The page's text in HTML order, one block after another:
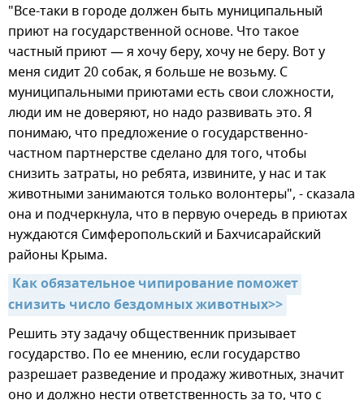
"Все-таки в городе должен быть муниципальный
приют на государственной основе. Что такое
частный приют — я хочу беру, хочу не беру. Вот у
меня сидит 20 собак, я больше не возьму. С
муниципальными приютами есть свои сложности,
люди им не доверяют, но надо развивать это. Я
понимаю, что предложение о государственно-
частном партнерстве сделано для того, чтобы
снизить затраты, но ребята, извините, у нас и так
животными занимаются только волонтеры", - сказала
она и подчеркнула, что в первую очередь в приютах
нуждаются Симферопольский и Бахчисарайский
районы Крыма.
Как обязательное чипирование поможет
снизить число бездомных животных>>
Решить эту задачу общественник призывает
государство. По ее мнению, если государство
разрешает разведение и продажу животных, значит
оно и должно нести ответственность за то, что с